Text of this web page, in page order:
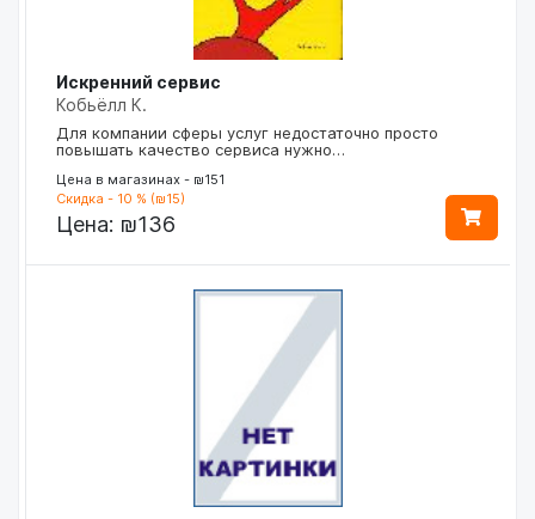
Искренний сервис
Кобьёлл К.
Для компании сферы услуг недостаточно просто
повышать качество сервиса нужно…
Цена в магазинах - ₪151
Скидка - 10 % (₪15)
Цена: ₪136